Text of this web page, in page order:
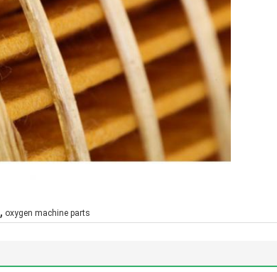
, oxygen machine parts